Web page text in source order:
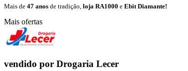
Mais de 47 anos de tradição, loja RA1000 e Ebit Diamante!
Mais ofertas
vendido por Drogaria Lecer